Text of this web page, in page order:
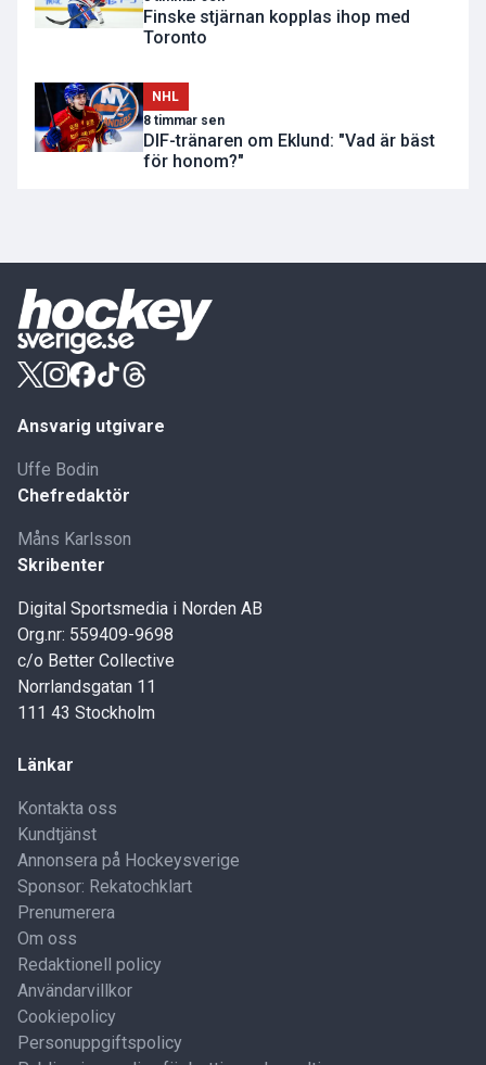
Finske stjärnan kopplas ihop med
Toronto
NHL
8 timmar sen
DIF-tränaren om Eklund: "Vad är bäst
för honom?"
Ansvarig utgivare
Uffe Bodin
Chefredaktör
Måns Karlsson
Skribenter
Digital Sportsmedia i Norden AB
Org.nr: 559409-9698
c/o Better Collective
Norrlandsgatan 11
111 43 Stockholm
Länkar
Kontakta oss
Kundtjänst
Annonsera på Hockeysverige
Sponsor: Rekatochklart
Prenumerera
Om oss
Redaktionell policy
Användarvillkor
Cookiepolicy
Personuppgiftspolicy